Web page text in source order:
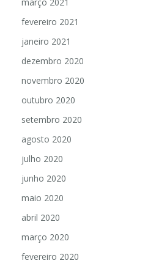
fevereiro 2021
janeiro 2021
dezembro 2020
novembro 2020
outubro 2020
setembro 2020
agosto 2020
julho 2020
junho 2020
maio 2020
abril 2020
março 2020
fevereiro 2020